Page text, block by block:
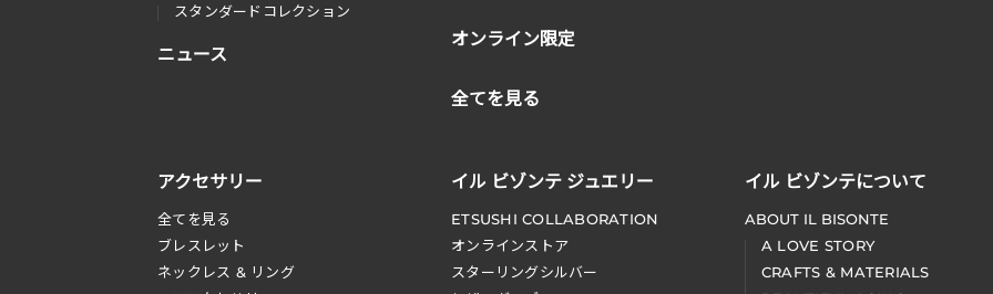
スタンダードコレクション
ニュース
オンライン限定
全てを見る
アクセサリー
全てを見る
ブレスレット
ネックレス & リング
イル ビゾンテ ジュエリー
ETSUSHI COLLABORATION
オンラインストア
スターリングシルバー
イル ビゾンテについて
ABOUT IL BISONTE
A LOVE STORY
CRAFTS & MATERIALS